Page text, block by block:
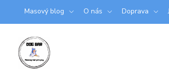
Masový blog O nás Doprava